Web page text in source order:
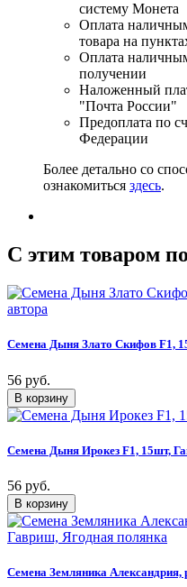
систему Монета
Оплата
товара на
Оплата
получении
Наложенный
"Почта России"
Предоплата по
Федерации
Более детально со
ознакомиться здесь.
C этим товаром
Семена Дыня Злато Скифов F1,
56 руб.
Семена Дыня Ирокез F1, 15шт,
56 руб.
Семена Земляника Александрия,